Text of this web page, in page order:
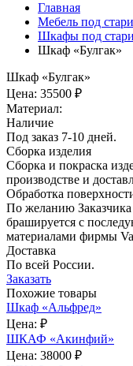
Главная
Мебель под
Шкафы под
Шкаф «Булгак»
Шкаф «Булгак»
Цена: 35500 ₽
Материал:
Наличие
Под заказ 7-10 дней.
Сборка изделия
Сборка и покраска
производстве и
Обработка
По желанию Заказчика
брашируется с
материалами фирмы
Доставка
По всей России.
Заказать
Похожие товары
Шкаф «Альфред»
Цена: ₽
ШКАФ «Акинфий»
Цена: 38000 ₽